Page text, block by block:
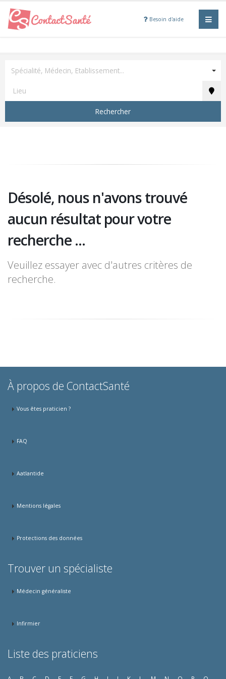
Besoin d'aide
Spécialité, Médecin, Etablissement...
Rechercher
Désolé, nous n'avons trouvé
aucun résultat pour votre
recherche ...
Veuillez essayer avec d'autres critères de
recherche.
À propos de ContactSanté
Vous êtes praticien ?
FAQ
Aatlantide
Mentions légales
Protections des données
Trouver un spécialiste
Médecin généraliste
Infirmier
Liste des praticiens